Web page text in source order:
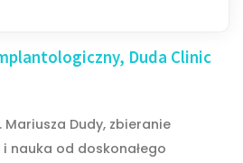
Duda Clinic
Dudy, zbieranie
nauka od doskonałego